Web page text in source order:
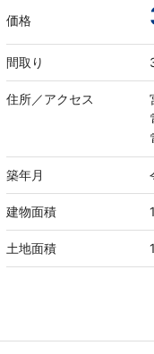
価格
間取り
住所／アクセス
築年月
建物面積
土地面積